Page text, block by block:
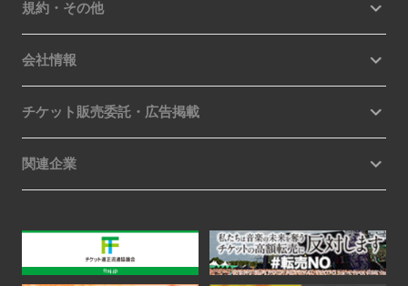
規約・その他
会社情報
チケット販売委託・広告掲載
関連企業